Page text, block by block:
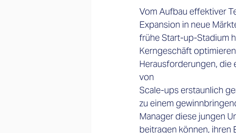
Vom Aufbau effektiver
Expansion in neue
frühe Start-up-Stadium
Kerngeschäft
Herausforderungen,
von
Scale-ups erstaunlich
zu einem
Manager diese jungen
beitragen können, ihren